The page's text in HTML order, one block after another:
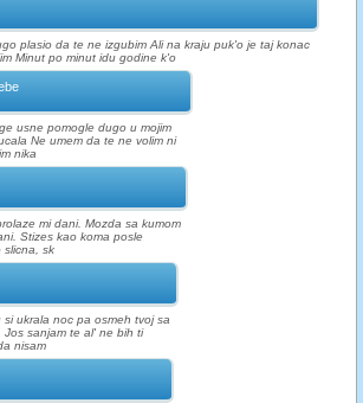
plasio da te ne izgubim Ali na kraju puk'o je taj konac
Minut po minut idu godine k'o
usne pomogle dugo u mojim
Ne umem da te ne volim ni
nika
mi dani. Mozda sa kumom
Stizes kao koma posle
slicna, sk
ukrala noc pa osmeh tvoj sa
Jos sanjam te al' ne bih ti
nisam